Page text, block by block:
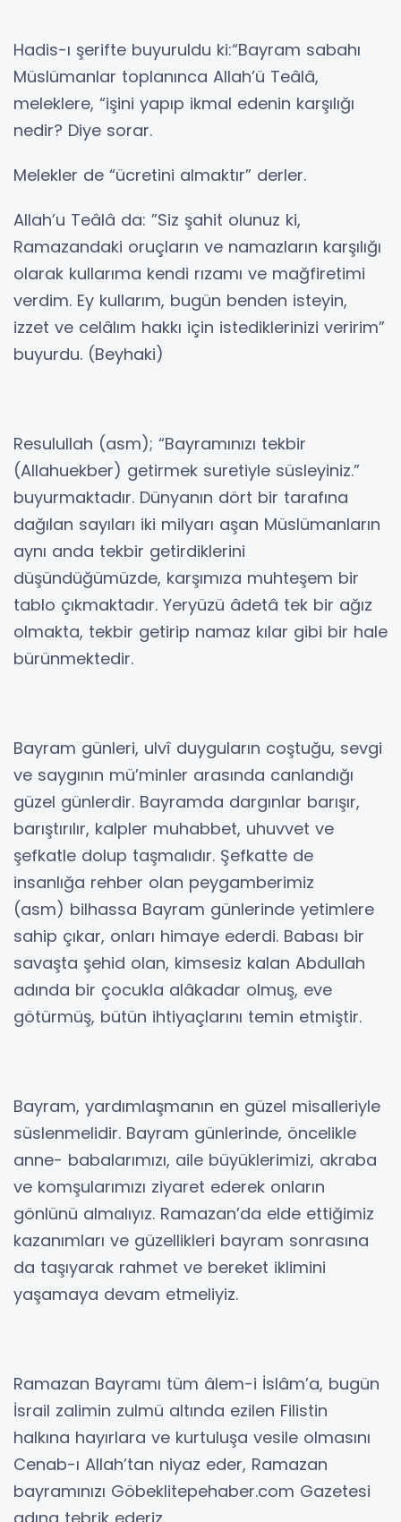
Hadis-ı şerifte buyuruldu ki:“Bayram sabahı
Müslümanlar toplanınca Allah’ü Teâlâ,
meleklere, “işini yapıp ikmal edenin karşılığı
nedir? Diye sorar.
Melekler de “ücretini almaktır” derler.
Allah’u Teâlâ da: ”Siz şahit olunuz ki,
Ramazandaki oruçların ve namazların karşılığı
olarak kullarıma kendi rızamı ve mağfiretimi
verdim. Ey kullarım, bugün benden isteyin,
izzet ve celâlım hakkı için istediklerinizi veririm”
buyurdu. (Beyhaki)
Resulullah (asm); “Bayramınızı tekbir
(Allahuekber) getirmek suretiyle süsleyiniz.”
buyurmaktadır. Dünyanın dört bir tarafına
dağılan sayıları iki milyarı aşan Müslümanların
aynı anda tekbir getirdiklerini
düşündüğümüzde, karşımıza muhteşem bir
tablo çıkmaktadır. Yeryüzü âdetâ tek bir ağız
olmakta, tekbir getirip namaz kılar gibi bir hale
bürünmektedir.
Bayram günleri, ulvî duyguların coştuğu, sevgi
ve saygının mü’minler arasında canlandığı
güzel günlerdir. Bayramda dargınlar barışır,
barıştırılır, kalpler muhabbet, uhuvvet ve
şefkatle dolup taşmalıdır. Şefkatte de
insanlığa rehber olan peygamberimiz
(asm) bilhassa Bayram günlerinde yetimlere
sahip çıkar, onları himaye ederdi. Babası bir
savaşta şehid olan, kimsesiz kalan Abdullah
adında bir çocukla alâkadar olmuş, eve
götürmüş, bütün ihtiyaçlarını temin etmiştir.
Bayram, yardımlaşmanın en güzel misalleriyle
süslenmelidir. Bayram günlerinde, öncelikle
anne- babalarımızı, aile büyüklerimizi, akraba
ve komşularımızı ziyaret ederek onların
gönlünü almalıyız. Ramazan’da elde ettiğimiz
kazanımları ve güzellikleri bayram sonrasına
da taşıyarak rahmet ve bereket iklimini
yaşamaya devam etmeliyiz.
Ramazan Bayramı tüm âlem-i İslâm’a, bugün
İsrail zalimin zulmü altında ezilen Filistin
halkına hayırlara ve kurtuluşa vesile olmasını
Cenab-ı Allah’tan niyaz eder, Ramazan
bayramınızı Göbeklitepehaber.com Gazetesi